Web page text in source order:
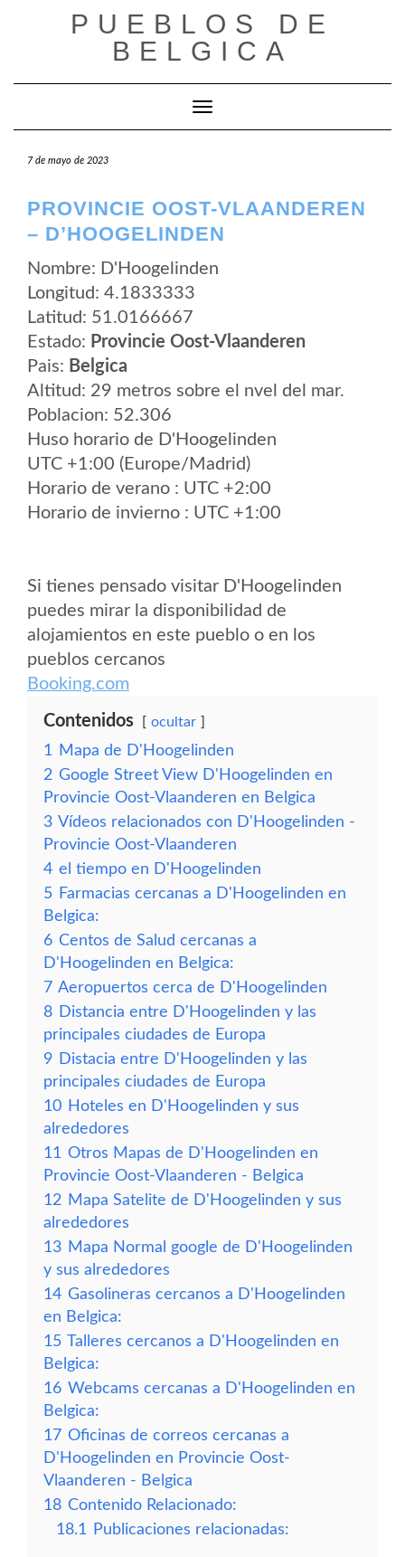
PUEBLOS DE
BELGICA
Cambiar modo de navegación
7 de mayo de 2023
PROVINCIE OOST-VLAANDEREN
– D’HOOGELINDEN
Nombre: D'Hoogelinden
Longitud: 4.1833333
Latitud: 51.0166667
Estado: Provincie Oost-Vlaanderen
Pais: Belgica
Altitud: 29 metros sobre el nvel del mar.
Poblacion: 52.306
Huso horario de D'Hoogelinden
UTC +1:00 (Europe/Madrid)
Horario de verano : UTC +2:00
Horario de invierno : UTC +1:00
Si tienes pensado visitar D'Hoogelinden
puedes mirar la disponibilidad de
alojamientos en este pueblo o en los
pueblos cercanos
Booking.com
Contenidos ocultar
1
Mapa de D'Hoogelinden
2 Google Street View D'Hoogelinden en
Provincie Oost-Vlaanderen en Belgica
3 Vídeos relacionados con D'Hoogelinden -
Provincie Oost-Vlaanderen
4 el tiempo en D'Hoogelinden
5 Farmacias cercanas a D'Hoogelinden en
Belgica:
6 Centos de Salud cercanas a
D'Hoogelinden en Belgica:
7 Aeropuertos cerca de D'Hoogelinden
8 Distancia entre D'Hoogelinden y las
principales ciudades de Europa
9 Distacia entre D'Hoogelinden y las
principales ciudades de Europa
10 Hoteles en D'Hoogelinden y sus
alrededores
11 Otros Mapas de D'Hoogelinden en
Provincie Oost-Vlaanderen - Belgica
12 Mapa Satelite de D'Hoogelinden y sus
alrededores
13 Mapa Normal google de D'Hoogelinden
y sus alrededores
14 Gasolineras cercanos a D'Hoogelinden
en Belgica:
15 Talleres cercanos a D'Hoogelinden en
Belgica:
16 Webcams cercanas a D'Hoogelinden en
Belgica:
17 Oficinas de correos cercanas a
D'Hoogelinden en Provincie Oost-
Vlaanderen - Belgica
18 Contenido Relacionado:
18.1
Publicaciones relacionadas: